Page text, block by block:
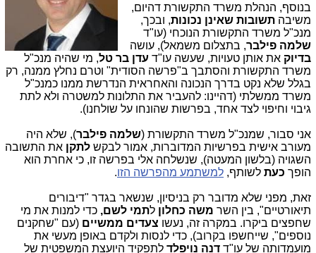
בנוסף, הנהלת משרד התקשורת דהיום,
משיבה תשובות שאינן נכונות, ובכך,
מנכ"ל משרד התקשורת הנוכחי (עו"ד
שלמה פילבר, בתצלום משמאל), עושה
בדיוק את אותן טעויות, שעשה עו"ד עדן בר טל, מי שהיה מנכ"ל
משרד התקשורת והסתבך ב"פרשה הסודית" וטרם נחלץ ממנה, רק
בגלל שלא נקט בדרך הנכונה והאחראית הנדרשת ממנו כמנכ"ל
משרד ממשלתי (דהיינו: להעביר את התלונות למשטרה ולא לתת
גיבוי וחיפוי לצד אחד, בפרשות שהונחו על שולחנו).
אני סבור, שמנכ"ל משרד התקשורת (שלמה פילבר), שלא היה
מעורב אישית בפרשיות המדוברות, אמור לבקש לתקן את התשובה
השגויה (בלשון המעטה), שנשלחה אלי בפרשה זו, כי אחרת הוא
הופך כעת לשותף, למשתמע מהפרשה הזו.
זאת, מפני שלא מדובר רק בניסיון, שנשאר בגדר "דיבורים
תיאורטיים", בין השר משה כחלון לתמי לשם, כדי למנות את מי
שחפצים ביקרו. במקרה זה, נעשו צעדים ממשיים (עם "שחקנים
נוספים", שייחשפו בקרוב), כדי לנסות ולקדם באופן מעשי את
מועמדותה של עו"ד דנה נויפלד לתפקיד היועצת המשפטית של